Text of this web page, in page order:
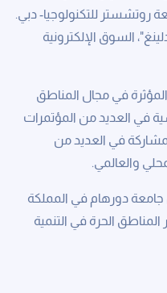
روﺗﺸﺴﺘﺮ ﻟﻠﺘﻜﻨﻮﻟﻮﺟﻴﺎ- دﺑﻲ.
اﻟﺴﻮق اﻹﻟﻜﺘﺮوﻧﻴﺔ
ﻓﻲ ﻣﺠﺎل اﻟﻤﻨﺎﻃﻖ
ﻓﻲ اﻟﻌﺪﻳﺪ ﻣﻦ اﻟﻤﺆﺗﻤﺮات
ﻓﻲ اﻟﻌﺪﻳﺪ ﻣﻦ
واﻟﻌﺎﻟﻤﻲ.
ﺟﺎﻣﻌﺔ دورﻫﺎم ﻓﻲ اﻟﻤﻤﻠﻜﺔ
اﻟﺤﺮة ﻓﻲ اﻟﺘﻨﻤﻴﺔ